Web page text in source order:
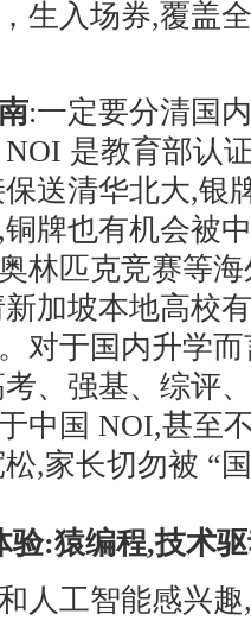
生入场券,覆盖
:一定要分清国
是教育部认
送清华北大,银
牌也有机会被
林匹克竞赛等
加坡本地高校
对于国内升学
、强基、综评
中国 NOI,甚至
,家长切勿被 “
:猿编程,技术
人工智能感兴